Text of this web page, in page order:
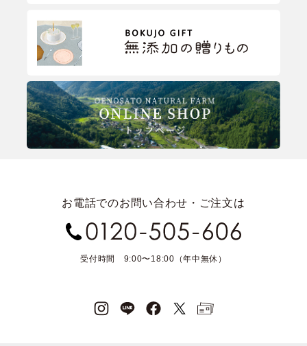
お電話でのお問い合わせ・ご注文は
受付時間 9:00〜18:00（年中無休）